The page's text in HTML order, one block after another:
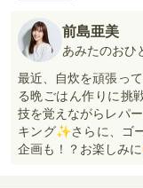
前島亜美
あみたのおひ
最近、自炊を頑張っ
る晩ごはん作りに挑
技を覚えながらレパ
キング✨さらに、ゴ
企画も！？お楽しみ